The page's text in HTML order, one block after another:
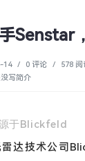
Senstar
14 / 0 评论 / 578 阅
写简介
于Blickfeld
达技术公司